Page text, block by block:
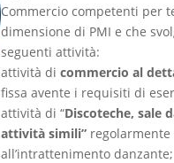
Commercio competenti per
dimensione di PMI e che
seguenti attività:
attività dicommercio al
fissa avente i requisiti di
attività di “Discoteche, sale
attività simili”
all’intrattenimento danzante;